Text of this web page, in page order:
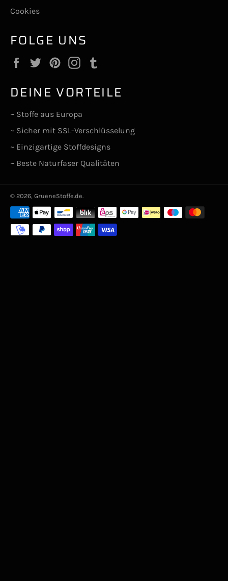
Cookies
FOLGE UNS
FacebookTwitterPinterestInstagram
DEINE VORTEILE
~ Stoffe aus Europa
~ Sicher mit SSL-Verschlüsselung
~ Einzigartige Stoffdesigns
~ Beste Naturfaser Qualitäten
© 2026, GrueneStoffe.de.
Zahlungsarten